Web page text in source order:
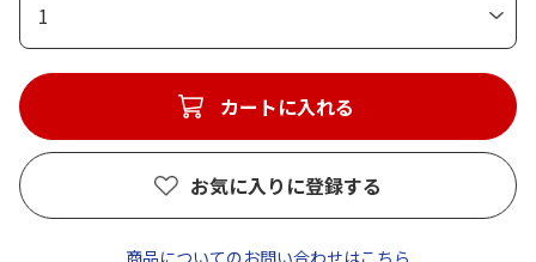
1
カートに入れる
お気に入りに登録する
商品についてのお問い合わせはこちら